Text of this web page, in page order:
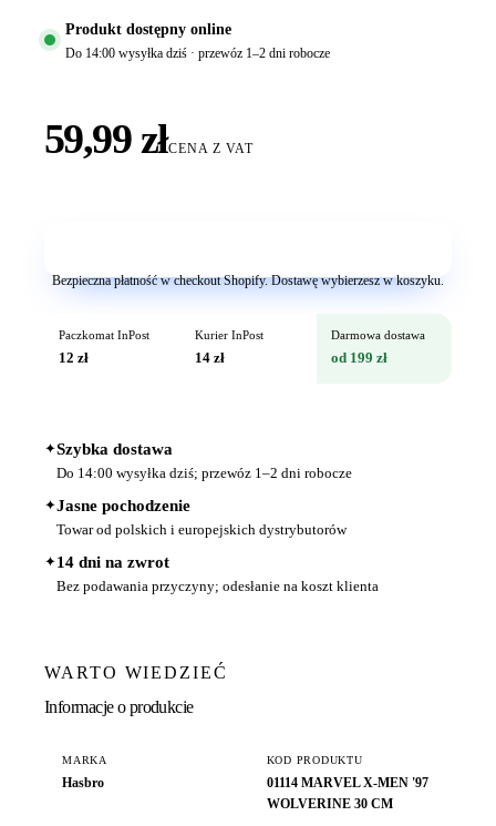
Produkt dostępny online
Do 14:00 wysyłka dziś · przewóz 1–2 dni robocze
59,99 złCENA Z VAT
Bezpieczna płatność w checkout Shopify. Dostawę wybierzesz w koszyku.
Paczkomat InPost
12 zł
Kurier InPost
14 zł
Darmowa dostawa
od 199 zł
✦Szybka dostawa
Do 14:00 wysyłka dziś; przewóz 1–2 dni robocze
✦Jasne pochodzenie
Towar od polskich i europejskich dystrybutorów
✦14 dni na zwrot
Bez podawania przyczyny; odesłanie na koszt klienta
WARTO WIEDZIEĆ
Informacje o produkcie
MARKA
Hasbro
KOD PRODUKTU
01114 MARVEL X-MEN '97
WOLVERINE 30 CM